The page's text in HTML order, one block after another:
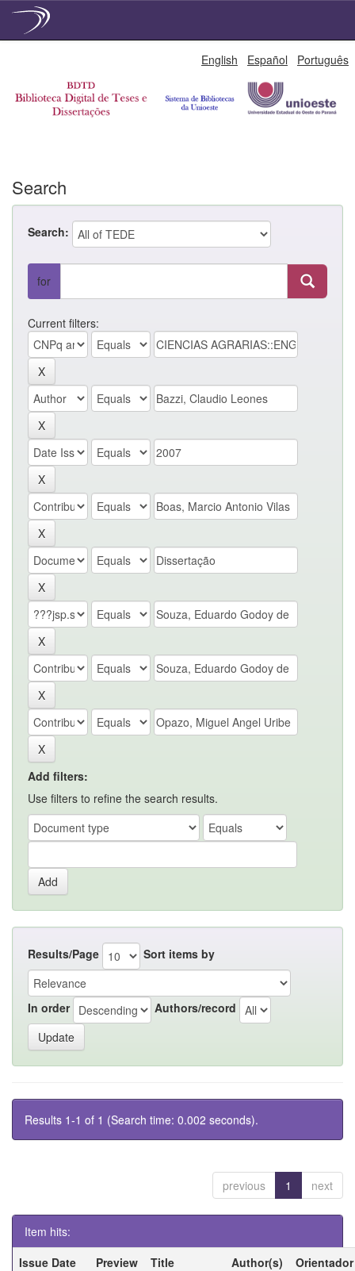
English Español Português
Search
Search:
for
Current filters:
Add filters:
Use filters to refine the search results.
Results/Page Sort items by
In order Authors/record
Results 1-1 of 1 (Search time: 0.002 seconds).
previous 1 next
Item hits:
Issue Date
Preview Title Author(s)
Orientador